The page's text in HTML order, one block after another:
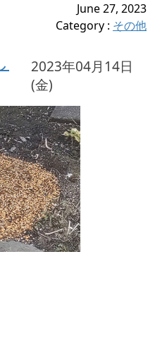
June 27, 2023
Category : その他
2023年04月14日
(金)